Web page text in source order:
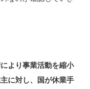
より事業活動を縮小
に対し、国が休業手